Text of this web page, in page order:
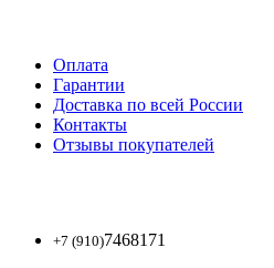
Оплата
Гарантии
Доставка по всей России
Контакты
Отзывы покупателей
+7 (910)7468171